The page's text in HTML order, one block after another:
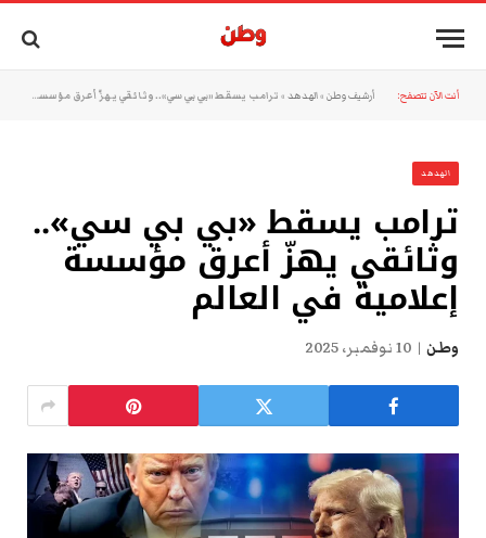
أنت الآن تتصفح: أرشيف وطن »الهدهد » ترامب يسقط «بي بي سي».. وثائقي يهزّ أعرق مؤسسة إعلامية في العالم
الهدهد
ترامب يسقط «بي بي سي»..
وثائقي يهزّ أعرق مؤسسة
إعلامية في العالم
وطن 10 نوفمبر، 2025